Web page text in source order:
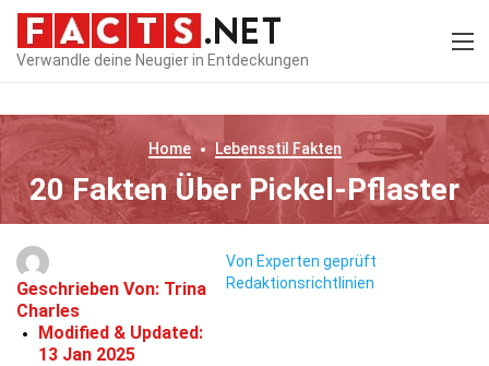
Verwandle deine Neugier in Entdeckungen
Home Lebensstil Fakten
20 Fakten Über Pickel-Pflaster
Geschrieben Von: Trina
Charles
Modified & Updated:
13 Jan 2025
Von Experten geprüft
Redaktionsrichtlinien